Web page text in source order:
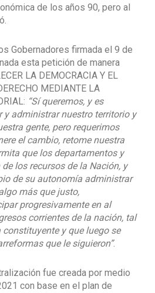
de los años 90, pero al
Gobernadores firmada el 9 de
esta petición de manera
LA DEMOCRACIA Y EL
MEDIANTE LA
“Sí queremos, y es
y administrar nuestro territorio y
gente, pero requerimos
el cambio, retome nuestra
que los departamentos y
los recursos de la Nación, y
de su autonomía administrar
más que justo,
progresivamente en al
corrientes de la nación, tal
y que luego se
que le siguieron”.
fue creada por medio
con base en el plan de